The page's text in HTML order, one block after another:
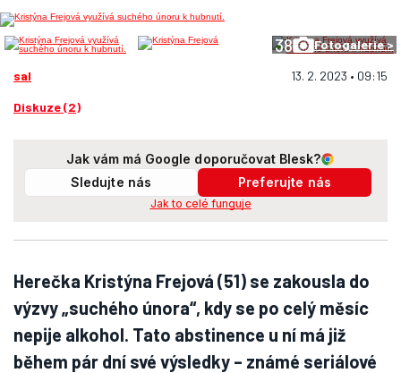
38 Fotogalerie >
sal 13. 2. 2023 • 09:15
Diskuze (2)
Jak vám má Google doporučovat Blesk?
Sledujte nás
Preferujte nás
Jak to celé funguje
Herečka Kristýna Frejová (51) se zakousla do
výzvy „suchého února“, kdy se po celý měsíc
nepije alkohol. Tato abstinence u ní má již
během pár dní své výsledky – známé seriálové